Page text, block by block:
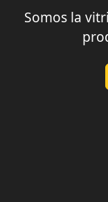
Somos la